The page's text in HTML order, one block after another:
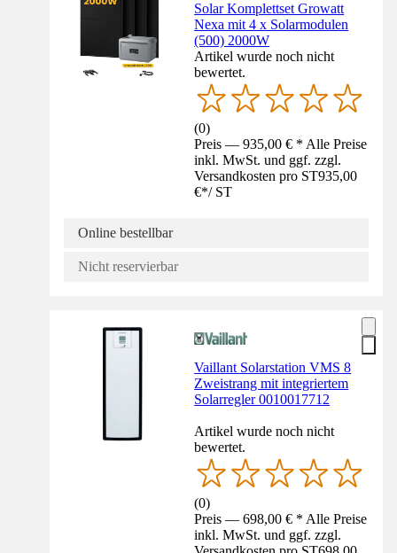
Solar Komplettset Growatt
Nexa mit 4 x Solarmodulen
(500) 2000W
Artikel wurde noch nicht
bewertet.
(0)
Preis — 935,00 € * Alle Preise
inkl. MwSt. und ggf. zzgl.
Versandkosten pro ST935,00
€*/ ST
Online bestellbar
Nicht reservierbar
Vaillant Solarstation VMS 8
Zweistrang mit integriertem
Solarregler 0010017712
Artikel wurde noch nicht
bewertet.
(0)
Preis — 698,00 € * Alle Preise
inkl. MwSt. und ggf. zzgl.